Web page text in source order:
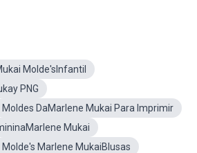
Molde'sInfantil
PNG
Moldes DaMarlene Mukai Para Imprimir
Mukai
Molde's Marlene MukaiBlusas